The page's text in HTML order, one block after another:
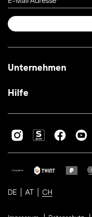
Unternehmen
Hilfe
DE AT CH